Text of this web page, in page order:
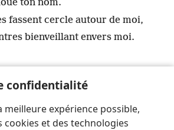
confidentialité
expérience possible,
cookies et des technologies
ton nom.
fassent cercle autour de moi,
bienveillant envers moi.